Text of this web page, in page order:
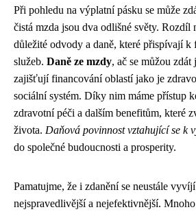
Při pohledu na výplatní pásku se může
čistá mzda jsou dva odlišné světy. Rozdíl
důležité odvody a daně, které přispívají k
služeb. Daně ze mzdy, ač se můžou
zajišťují financování oblastí jako je
sociální systém. Díky nim máme přístup
zdravotní péči a dalším benefitům, které
života. Daňová povinnost vztahující se k
do společné budoucnosti a prosperity.
Pamatujme, že i zdanění se neustále
nejspravedlivější a nejefektivnější.